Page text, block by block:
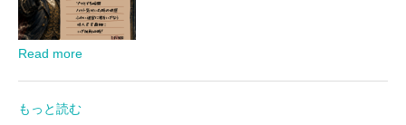
Read more
もっと読む